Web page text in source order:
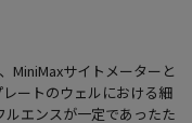
MiniMaxサイトメーターと
ートのウェルにおける細
エンスが一定であったた